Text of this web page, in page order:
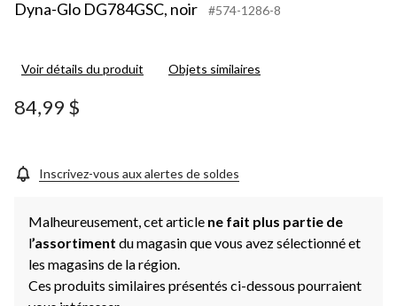
Dyna-Glo DG784GSC, noir
#574-1286-8
Voir détails du produit Objets similaires
84,99 $
Inscrivez-vous aux alertes de soldes
Malheureusement, cet article ne fait plus partie de
l’assortiment du magasin que vous avez sélectionné et
les magasins de la région.
Ces produits similaires présentés ci-dessous pourraient